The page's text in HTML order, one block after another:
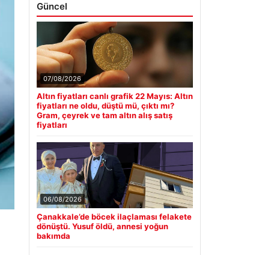
Güncel
07/08/2026
Altın fiyatları canlı grafik 22 Mayıs: Altın
fiyatları ne oldu, düştü mü, çıktı mı?
Gram, çeyrek ve tam altın alış satış
fiyatları
06/08/2026
Çanakkale’de böcek ilaçlaması felakete
dönüştü. Yusuf öldü, annesi yoğun
bakımda